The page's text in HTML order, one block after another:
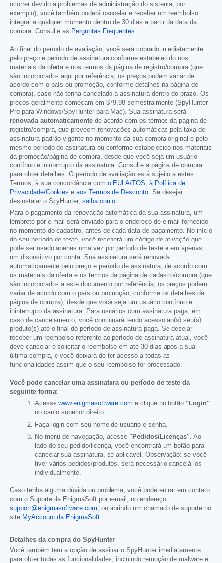
ocorrer devido a problemas de administração do sistema, por
exemplo), você também poderá cancelar e receber um reembolso
integral a qualquer momento dentro de 30 dias a partir da data da
compra. Consulte as Perguntas Frequentes.
Ao final do período de avaliação, você será cobrado imediatamente
pelo preço e período de assinatura conforme estabelecido nos
materiais da oferta e nos termos da página de registro/compra (que
são incorporados aqui por referência; os preços podem variar de
acordo com o país ou promoção, conforme detalhes na página de
compra), caso não tenha cancelado a assinatura dentro do prazo. Os
preços geralmente começam em $79.98 semestralmente (SpyHunter
Pro para Windows/SpyHunter para Mac). Sua assinatura será
renovada automaticamente de acordo com os termos da página de
registro/compra, que preveem renovações automáticas pela taxa de
assinatura padrão vigente no momento da sua compra original e pelo
mesmo período de assinatura ou conforme estabelecido nos materiais
da promoção/página de compra, desde que você seja um usuário
contínuo e ininterrupto da assinatura. Consulte a página de compra
para obter detalhes. O período de avaliação está sujeito a estes
Termos, à sua concordância com o EULA/TOS, à Política de
Privacidade/Cookies e aos Termos de Desconto. Se desejar
desinstalar o SpyHunter, saiba como.
Para o pagamento da renovação automática da sua assinatura, um
lembrete por e-mail será enviado para o endereço de e-mail fornecido
no momento do cadastro, antes de cada data de pagamento. No início
do seu período de teste, você receberá um código de ativação que
pode ser usado apenas uma vez por período de teste e em apenas
um dispositivo por conta. Sua assinatura será renovada
automaticamente pelo preço e período de assinatura, de acordo com
os materiais da oferta e os termos da página de cadastro/compra (que
são incorporados a este documento por referência; os preços podem
variar de acordo com o país ou promoção, conforme os detalhes da
página de compra), desde que você seja um usuário contínuo e
ininterrupto da assinatura. Para usuários com assinatura paga, em
caso de cancelamento, você continuará tendo acesso ao(s) seu(s)
produto(s) até o final do período de assinatura paga. Se desejar
receber um reembolso referente ao período de assinatura atual, você
deve cancelar e solicitar o reembolso em até 30 dias após a sua
última compra, e você deixará de ter acesso a todas as
funcionalidades assim que o seu reembolso for processado.
Você pode cancelar uma assinatura ou período de teste da
seguinte forma:
Acesse www.enigmasoftware.com e clique no botão "Login"
no canto superior direito.
Faça login com seu nome de usuário e senha.
No menu de navegação, acesse "Pedidos/Licenças". Ao
lado do seu pedido/licença, você encontrará um botão para
cancelar sua assinatura, se aplicável. Observação: se você
tiver vários pedidos/produtos, será necessário cancelá-los
individualmente.
Caso tenha alguma dúvida ou problema, você pode entrar em contato
com o Suporte da EnigmaSoft por e-mail, no endereço
support@enigmasoftware.com , ou abrindo um chamado de suporte no
site MyAccount da EnigmaSoft
------
Detalhes da compra do SpyHunter
Você também tem a opção de assinar o SpyHunter imediatamente
para obter todas as funcionalidades, incluindo remoção de malware e